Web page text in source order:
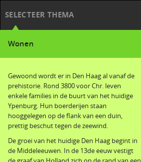
SELECTEER THEMA
Wonen
Gewoond wordt er in Den Haag al vanaf de
prehistorie. Rond 3800 voor Chr. leven
enkele families in de buurt van het huidige
Ypenburg. Hun boerderijen staan
hooggelegen op de flank van een duin,
prettig beschut tegen de zeewind.
De groei van het huidige Den Haag begint in
de Middeleeuwen. In de 13de eeuw vestigt